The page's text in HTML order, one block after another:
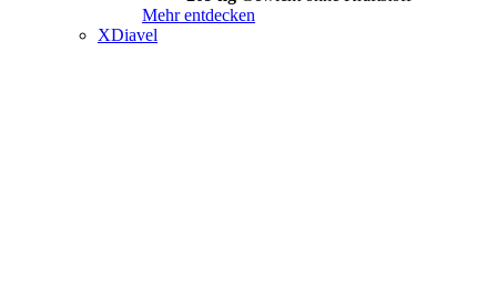
Mehr entdecken
XDiavel